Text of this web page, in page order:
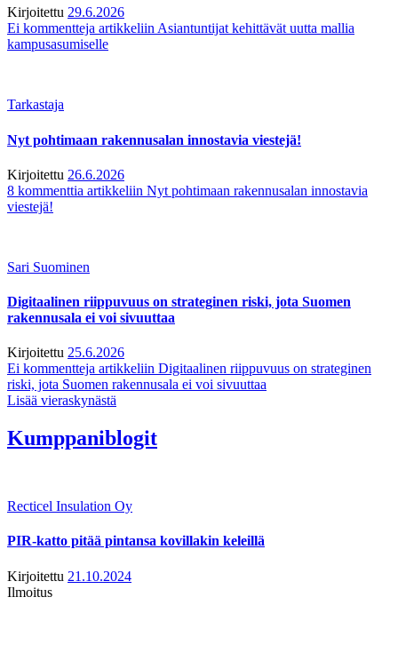
Kirjoitettu 29.6.2026
Ei kommentteja artikkeliin Asiantuntijat kehittävät uutta mallia
kampusasumiselle
Tarkastaja
Nyt pohtimaan rakennusalan innostavia viestejä!
Kirjoitettu 26.6.2026
8 kommenttia artikkeliin Nyt pohtimaan rakennusalan innostavia
viestejä!
Sari Suominen
Digitaalinen riippuvuus on strateginen riski, jota Suomen
rakennusala ei voi sivuuttaa
Kirjoitettu 25.6.2026
Ei kommentteja artikkeliin Digitaalinen riippuvuus on strateginen
riski, jota Suomen rakennusala ei voi sivuuttaa
Lisää vieraskynästä
Kumppaniblogit
Recticel Insulation Oy
PIR-katto pitää pintansa kovillakin keleillä
Kirjoitettu 21.10.2024
Ilmoitus